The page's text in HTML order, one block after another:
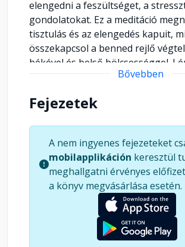
elengedni a feszültséget, a
gondolatokat. Ez a meditáció
tisztulás és az elengedés kapuit,
összekapcsol a benned rejlő
békével és belső bölcsességgel.
megtartó, tiszta térbe, ahol isteni
önvalódat. A légzésed lassú
adjon a könnyedségnek és a belső
meditáció nemcsak a jelen
megnyugvást, hanem segít
csodák természetesek, a szeretet
körülvesz, és végtelen
hogy megvalósítsd mindazt, amire
Engedd meg magadnak, hogy egy
Bővebben
Fejezetek
A nem ingyenes fejezeteket
mobilapplikáción keresztül
meghallgatni érvényes
a könyv megvásárlása esetén.